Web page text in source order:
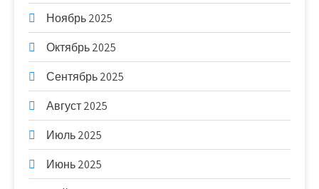
Ноябрь 2025
Октябрь 2025
Сентябрь 2025
Август 2025
Июль 2025
Июнь 2025